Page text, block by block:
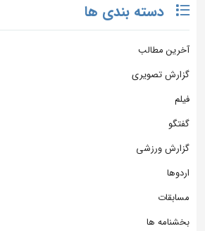
دسته بندی ها
آخرین مطالب
گزارش تصویری
فیلم
گفتگو
گزارش ورزشی
اردوها
مسابقات
بخشنامه ها